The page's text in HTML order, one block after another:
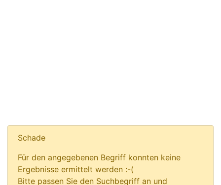
Schade
Für den angegebenen Begriff konnten keine
Ergebnisse ermittelt werden :-(
Bitte passen Sie den Suchbegriff an und